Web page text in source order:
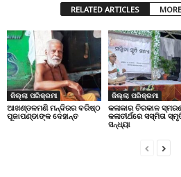
RELATED ARTICLES
ଜିଲ୍ଲା ପରିକ୍ରମା
ଆଖଣ୍ଡଳମଣି ମନ୍ଦିରର ବରିଷ୍ଠ
ପୂଜାପଣ୍ଡାଙ୍କ ଦେହାନ୍ତ
ଜିଲ୍ଲା ପରିକ୍ରମା
କଳାକାର ଚିରକାଳ
କଳାତୀର୍ଥରେ ସସ୍ମିତା
ସନ୍ଧ୍ୟା